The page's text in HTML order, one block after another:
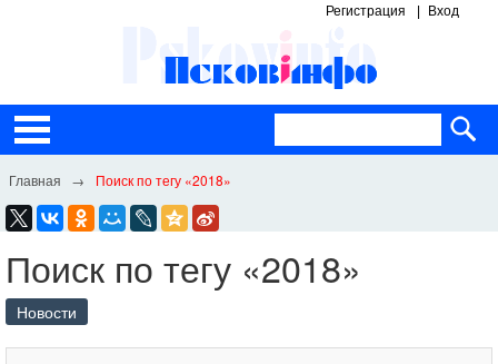
Регистрация Вход
Поиск по тегу «2018»
Поиск по тегу «2018»
Новости